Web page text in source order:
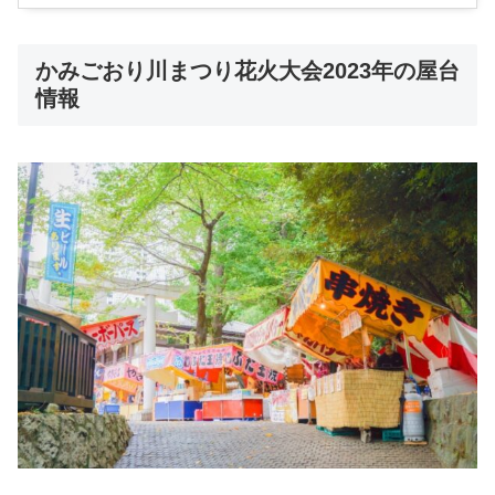
かみごおり川まつり花火大会2023年の屋台
情報